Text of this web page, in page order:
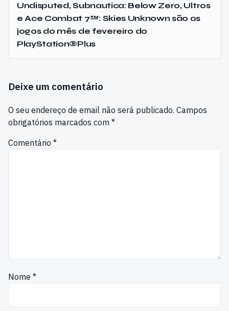
Undisputed, Subnautica: Below Zero, Ultros
e Ace Combat 7™: Skies Unknown são os
jogos do mês de fevereiro do
PlayStation®Plus
Deixe um comentário
O seu endereço de email não será publicado. Campos
obrigatórios marcados com *
Comentário *
Nome *